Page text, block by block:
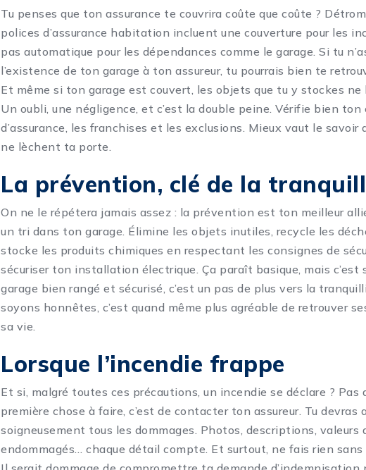
Tu penses que ton assurance te couvrira coûte que coûte ?
polices d’assurance habitation incluent une couverture pour les
pas automatique pour les dépendances comme le garage. Si tu
l’existence de ton garage à ton assureur, tu pourrais bien te
Et même si ton garage est couvert, les objets que tu y stockes
Un oubli, une négligence, et c’est la double peine. Vérifie bien
d’assurance, les franchises et les exclusions. Mieux vaut le savoir
ne lèchent ta porte.
La prévention, clé de la
On ne le répétera jamais assez : la prévention est ton meilleur
un tri dans ton garage. Élimine les objets inutiles, recycle les
stocke les produits chimiques en respectant les consignes de
sécuriser ton installation électrique. Ça paraît basique, mais c’est
garage bien rangé et sécurisé, c’est un pas de plus vers la
soyons honnêtes, c’est quand même plus agréable de retrouver
sa vie.
Lorsque l’incendie frappe
Et si, malgré toutes ces précautions, un incendie se déclare ? Pas
première chose à faire, c’est de contacter ton assureur. Tu devras
soigneusement tous les dommages. Photos, descriptions, valeurs
endommagés… chaque détail compte. Et surtout, ne fais rien sans